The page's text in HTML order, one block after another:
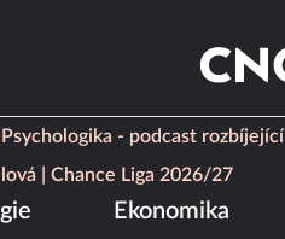
Psychologika - podcast rozbíjející
Chance Liga 2026/27
Ekonomika